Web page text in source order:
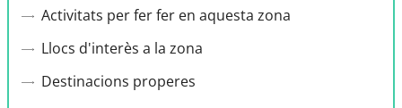
Activitats per fer fer en aquesta zona
Llocs d'interès a la zona
Destinacions properes